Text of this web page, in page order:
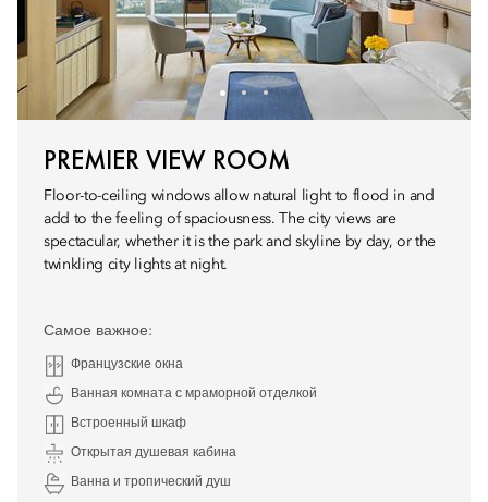
PREMIER VIEW ROOM
Floor-to-ceiling windows allow natural light to flood in and
add to the feeling of spaciousness. The city views are
spectacular, whether it is the park and skyline by day, or the
twinkling city lights at night.
Самое важное:
Французские окна
Ванная комната с мраморной отделкой
Встроенный шкаф
Открытая душевая кабина
Ванна и тропический душ